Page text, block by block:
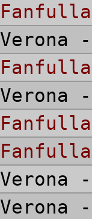
Fanfulla
Verona
Fanfulla
Verona
Fanfulla
Fanfulla
Verona
Verona